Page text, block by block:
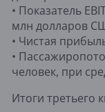
• Показатель
млн долларов
• Чистая
•
человек, при
Итоги третьего